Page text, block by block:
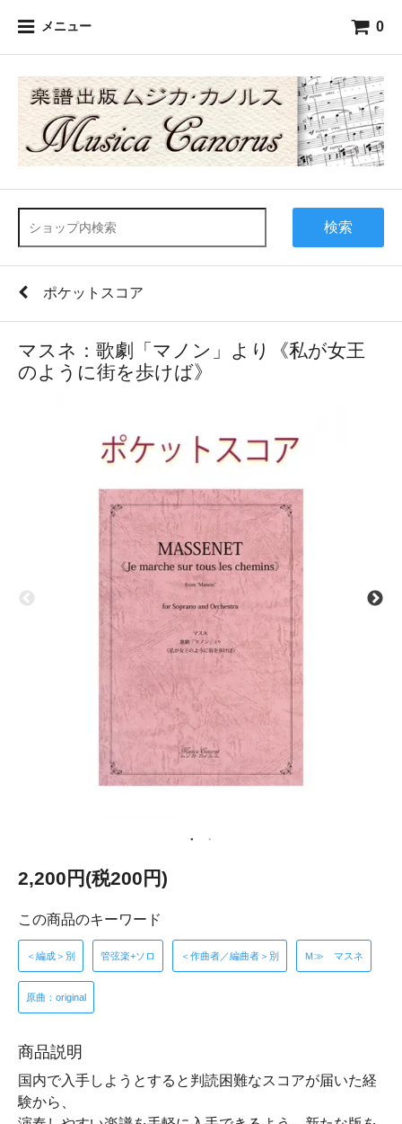
メニュー 0
検索
ポケットスコア
マスネ：歌劇「マノン」より《私が女王
のように街を歩けば》
2,200円(税200円)
この商品のキーワード
＜編成＞別 管弦楽+ソロ ＜作曲者／編曲者＞別 Ｍ≫ マスネ
原曲：original
商品説明
国内で入手しようとすると判読困難なスコアが届いた経
験から、